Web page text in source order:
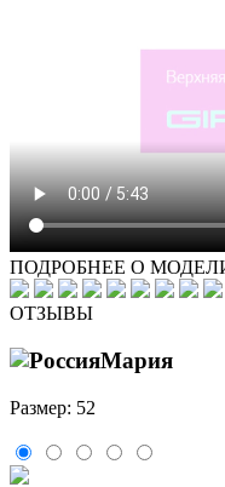
ПОДРОБНЕЕ О
ОТЗЫВЫ
Мария
Размер: 52